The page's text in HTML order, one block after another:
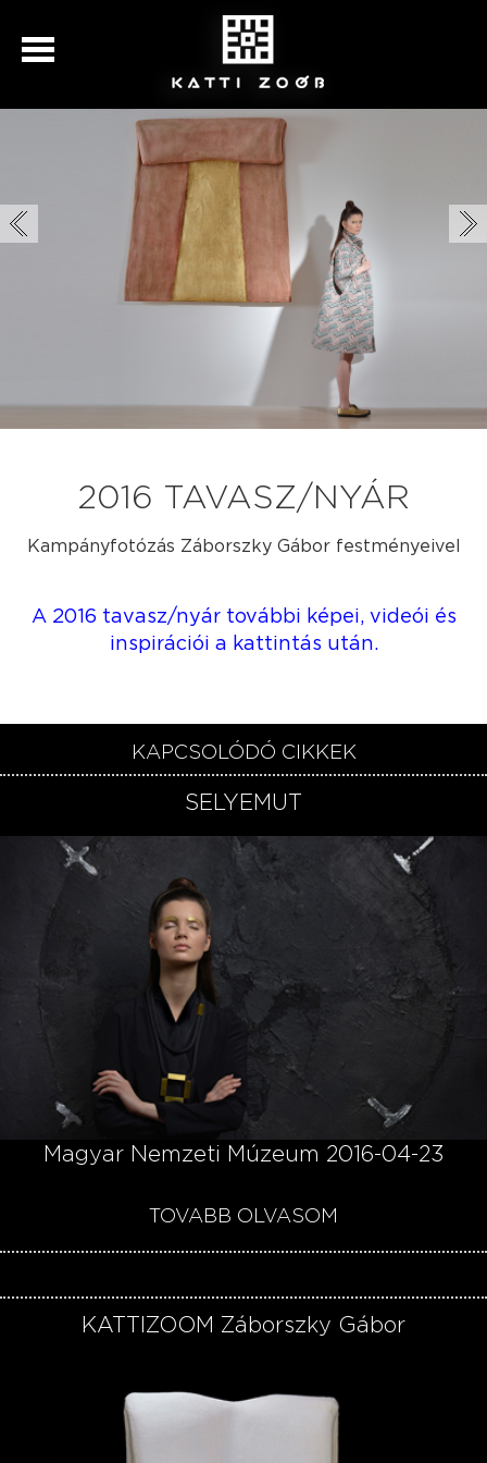
2016 TAVASZ/NYÁR
Kampányfotózás Záborszky Gábor festményeivel
A 2016 tavasz/nyár további képei, videói és
inspirációi a kattintás után.​
KAPCSOLÓDÓ CIKKEK
SELYEMÚT
Magyar Nemzeti Múzeum 2016-04-23
TOVÁBB OLVASOM
KATTIZOOM Záborszky Gábor